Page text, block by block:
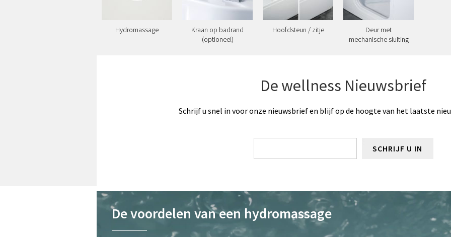
Hydromassage
Kraan op badrand
(optioneel)
Hoofdsteun / zitje
Deur met
mechanische sluiting
De wellness Nieuwsbrief
Schrijf u snel in voor onze nieuwsbrief en blijf op de hoogte van het laatste
SCHRIJF U IN
De voordelen van een hydromassage